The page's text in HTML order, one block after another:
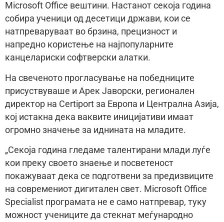
Microsoft Office вештини. Настанот секоја година
собира ученици од десетици држави, кои се
натпреваруваат во брзина, прецизност и
напредно користење на најпопуларните
канцелариски софтверски алатки.
На свеченото прогласување на победниците
присуствуваше и Арек Јаворски, регионален
директор на Certiport за Европа и Централна Азија,
кој истакна дека ваквите иницијативи имаат
огромно значење за иднината на младите.
„Секоја година гледаме талентирани млади луѓе
кои преку своето знаење и посветеност
покажуваат дека се подготвени за предизвиците
на современиот дигитален свет. Microsoft Office
Specialist програмата не е само натпревар, туку
можност учениците да стекнат меѓународно